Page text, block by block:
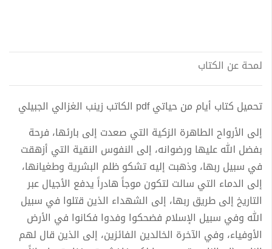
لمحة عن الكتاب
تحميل كتاب أيام من حياتي pdf الكاتب زينب الغزالي الجبيلي
إلى الأرواح الطاهرة الزكية التي صعدت إلى بارئها، فرحة
بفضل الله عليها ورضوانه، إلى النفوس النقية التي أزهقت
في سبيل ربها، وذهبت إليه تشكو ظلم البشرية وطغيانها،
إلى الدماء التي سالت لتكون موجاً هادراً يدفع الأجيال عبر
التاريخ إلى طريق ربها، إلى الشهداء الذين قتلوا في سبيل
الله وفي سبيل الإسلام فضحكوا وفدوا فكانوا في الأرض
الأوفياء، وفي الآخرة الخالدين الفائزين، إلى الذين قال لهم